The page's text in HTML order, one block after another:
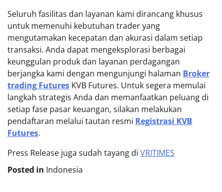
Seluruh fasilitas dan layanan kami dirancang khusus
untuk memenuhi kebutuhan trader yang
mengutamakan kecepatan dan akurasi dalam setiap
transaksi. Anda dapat mengeksplorasi berbagai
keunggulan produk dan layanan perdagangan
berjangka kami dengan mengunjungi halaman Broker
trading Futures KVB Futures. Untuk segera memulai
langkah strategis Anda dan memanfaatkan peluang di
setiap fase pasar keuangan, silakan melakukan
pendaftaran melalui tautan resmi Registrasi KVB
Futures.
Press Release juga sudah tayang di VRITIMES
Posted in Indonesia